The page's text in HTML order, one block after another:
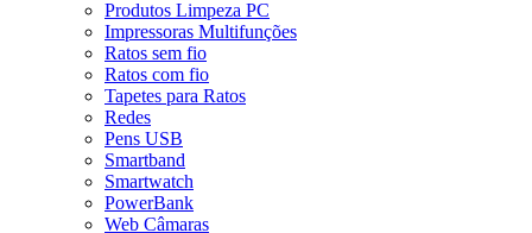
Produtos Limpeza PC
Impressoras Multifunções
Ratos sem fio
Ratos com fio
Tapetes para Ratos
Redes
Pens USB
Smartband
Smartwatch
PowerBank
Web Câmaras